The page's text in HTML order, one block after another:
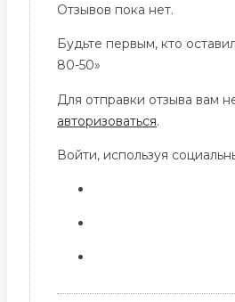
Отзывов пока нет.
Будьте первым, кто
80-50»
Для отправки отзыва вам
авторизоваться.
Войти, используя